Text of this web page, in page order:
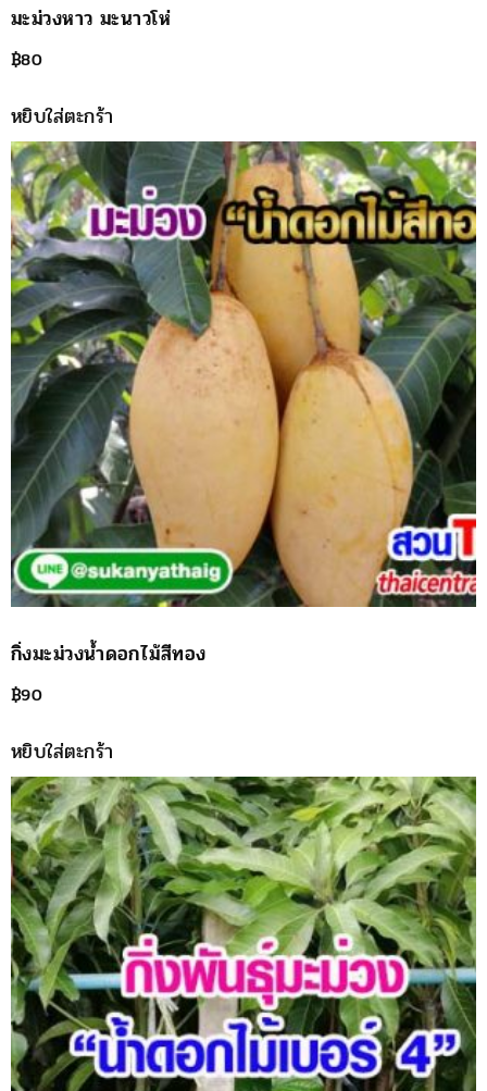
มะม่วงหาว มะนาวโห่
฿80
หยิบใส่ตะกร้า
กิ่งมะม่วงน้ำดอกไม้สีทอง
฿90
หยิบใส่ตะกร้า